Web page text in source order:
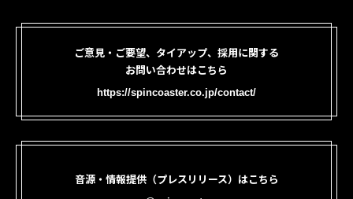
ご意見・ご要望、タイアップ、採用に関する
お問い合わせはこちら
https://spincoaster.co.jp/contact/
音源・情報提供（プレスリリース）はこちら